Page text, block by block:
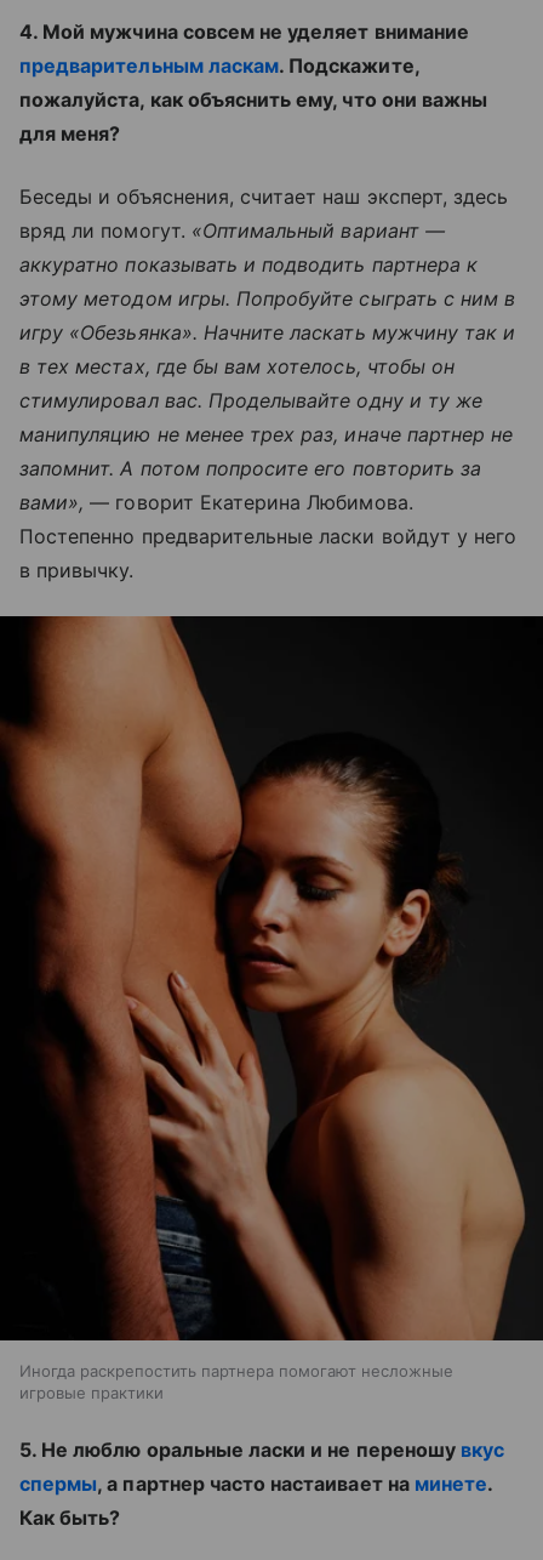
4. Мой мужчина совсем не уделяет внимание
предварительным ласкам. Подскажите,
пожалуйста, как объяснить ему, что они важны
для меня?
Беседы и объяснения, считает наш эксперт, здесь
вряд ли помогут. «Оптимальный вариант —
аккуратно показывать и подводить партнера к
этому методом игры. Попробуйте сыграть с ним в
игру «Обезьянка». Начните ласкать мужчину так и
в тех местах, где бы вам хотелось, чтобы он
стимулировал вас. Проделывайте одну и ту же
манипуляцию не менее трех раз, иначе партнер не
запомнит. А потом попросите его повторить за
вами», — говорит Екатерина Любимова.
Постепенно предварительные ласки войдут у него
в привычку.
Иногда раскрепостить партнера помогают несложные
игровые практики
5. Не люблю оральные ласки и не переношу вкус
спермы, а партнер часто настаивает на минете.
Как быть?